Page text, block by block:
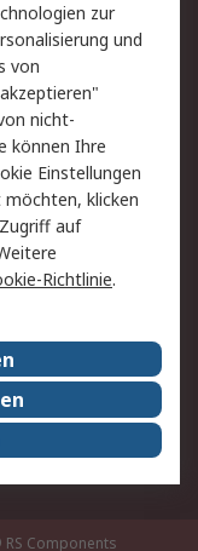
Konditionen
Center
Components
zur
und
von
nicht-
können Ihre
Einstellungen
möchten, klicken
auf
Richtlinie.